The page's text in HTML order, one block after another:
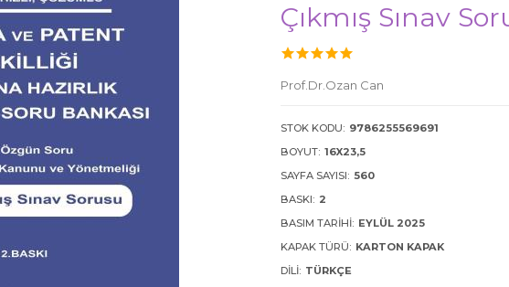
Çıkmış Sınav
Prof.Dr.Ozan Can
STOK KODU: 9786255569691
BOYUT: 16X23,5
SAYFA SAYISI: 560
BASKI: 2
BASIM TARIHI: EYLÜL 2025
KAPAK TÜRÜ: KARTON KAPAK
DILI: TÜRKÇE